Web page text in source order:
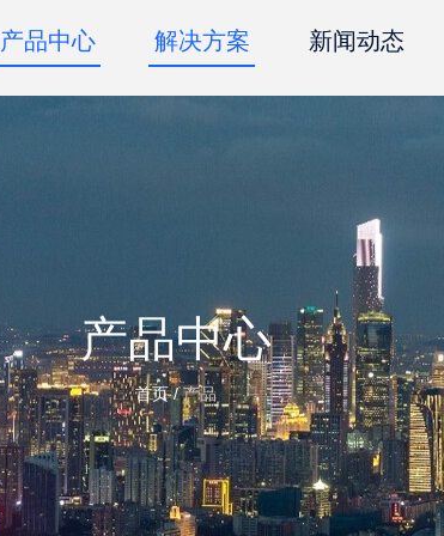
产品中心 解决方案 新闻动态
产品中心
首页/产品